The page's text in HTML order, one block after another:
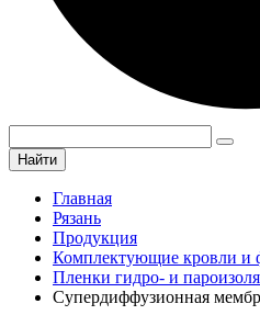
Найти
Главная
Рязань
Продукция
Комплектующие кровли и
Пленки гидро- и
Супердиффузионная